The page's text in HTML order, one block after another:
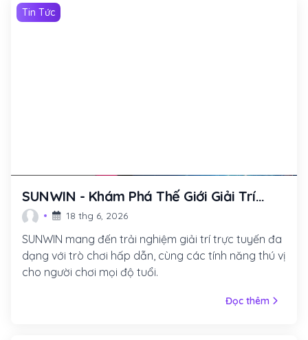
Tin Tức
SUNWIN - Khám Phá Thế Giới Giải Trí
Trực Tuyến Đầy Màu Sắc
18 thg 6, 2026
SUNWIN mang đến trải nghiệm giải trí trực tuyến đa
dạng với trò chơi hấp dẫn, cùng các tính năng thú vị
cho người chơi mọi độ tuổi.
Đọc thêm